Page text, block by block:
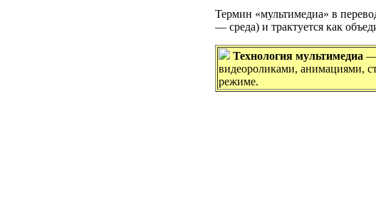
Термин «мультимедиа» в
— среда) и трактуется как
Технология мультимедиа —
видеороликами, анимациями,
режиме.